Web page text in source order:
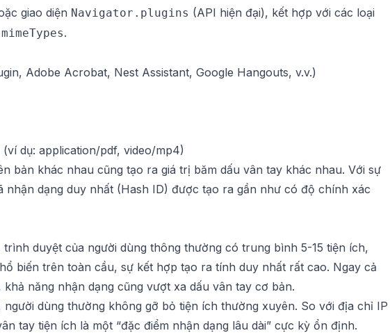
giao diện Navigator.plugins (API hiện đại), kết hợp với các loại
.
Adobe Acrobat, Nest Assistant, Google Hangouts, v.v.)
dụ: application/pdf, video/mp4)
bản khác nhau cũng tạo ra giá trị băm dấu vân tay khác nhau. Với sự
nhận dạng duy nhất (Hash ID) được tạo ra gần như có độ chính xác
trình duyệt của người dùng thông thường có trung bình 5-15 tiện ích,
biến trên toàn cầu, sự kết hợp tạo ra tính duy nhất rất cao. Ngay cả
năng nhận dạng cũng vượt xa dấu vân tay cơ bản.
người dùng thường không gỡ bỏ tiện ích thường xuyên. So với địa chỉ IP
tay tiện ích là một “đặc điểm nhận dạng lâu dài” cực kỳ ổn định.